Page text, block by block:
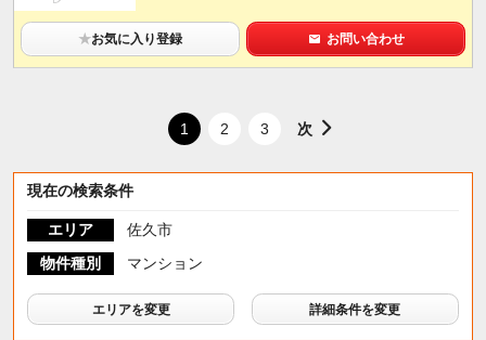
★お気に入り登録 お問い合わせ
1 2 3 次
現在の検索条件
エリア
佐久市
物件種別
マンション
エリアを変更 詳細条件を変更